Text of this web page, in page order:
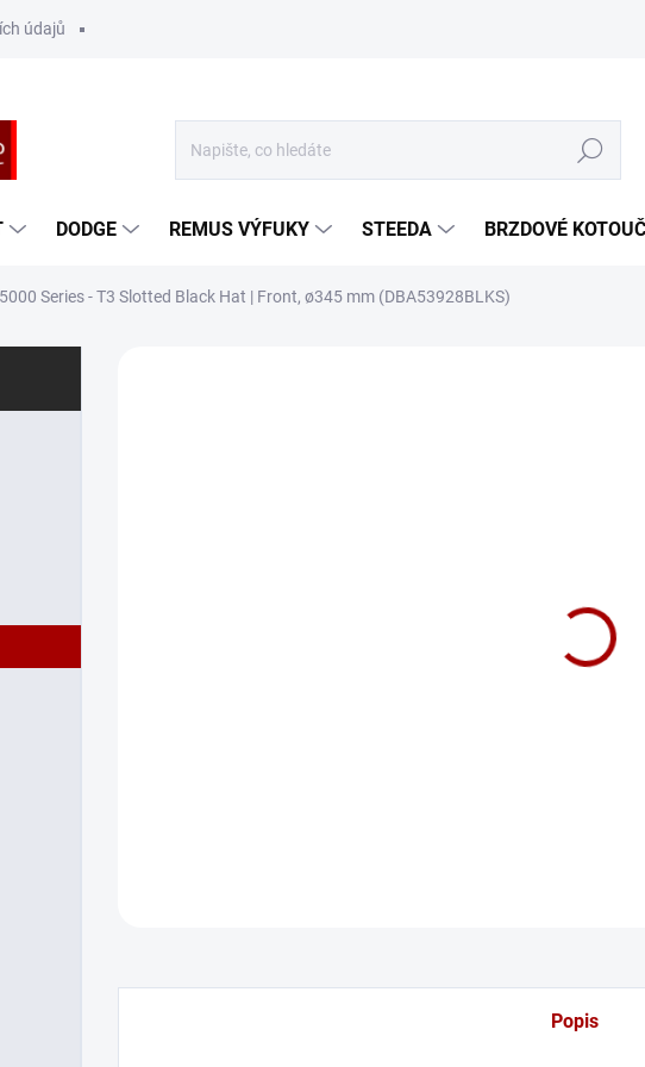
údajů
Hledat
DODGE REMUS VÝFUKY STEEDA BRZDOVÉ
Series - T3 Slotted Black Hat | Front, ø345 mm (DBA53928BLKS)
Popis